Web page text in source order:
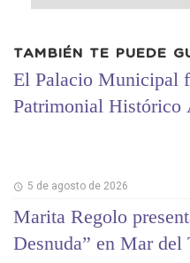
TAMBIÉN TE PUEDE
El Palacio Municipal
Patrimonial Histórico
5 de agosto de 2026
Marita Regolo
Desnuda” en Mar del